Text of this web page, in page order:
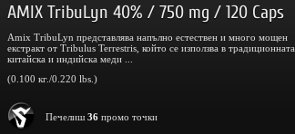
AMIX TribuLyn 40% / 750 mg / 120 Caps
Amix TribuLyn представлява напълно естествен и много мощен
екстракт от Tribulus Terrestris, който се използва в традиционната
китайска и индийска меди ...
(0.100 кг./0.220 lbs.)
Печелиш 36 промо точки